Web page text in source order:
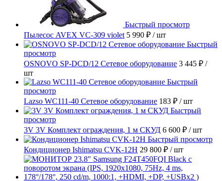
Быстрый просмотр
Пылесос AVEX VC-309 violet 5 990 ₽ / шт
Быстрый
просмотр
OSNOVO SP-DCD/12 Сетевое оборудование 3 445 ₽ /
шт
Быстрый
просмотр
Lazso WC111-40 Сетевое оборудование 183 ₽ / шт
Быстрый
просмотр
3V 3V Комплект ограждения, 1 м СКУД 6 600 ₽ / шт
Быстрый просмотр
Кондиционер Ishimatsu CVK-12H 29 800 ₽ / шт